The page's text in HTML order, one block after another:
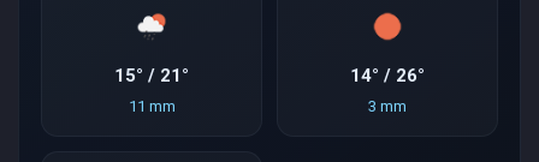
15° / 21°
11 mm
14° / 26°
3 mm